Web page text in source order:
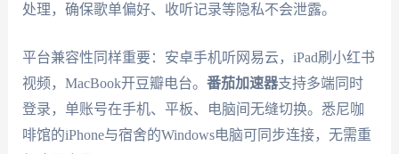
处理，确保歌单偏好、收听记录等隐私不会泄露。
平台兼容性同样重要：安卓手机听网易云，iPad刷小红书
视频，MacBook开豆瓣电台。 番茄加速器支持多端同时
登录，单账号在手机、平板、电脑间无缝切换。悉尼咖
啡馆的iPhone与宿舍的Windows电脑可同步连接，无需重